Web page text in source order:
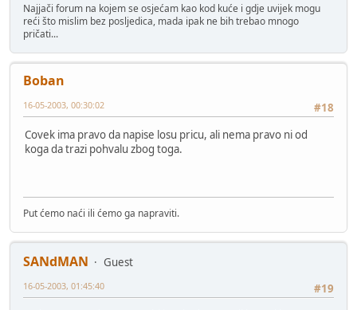
Najjači forum na kojem se osjećam kao kod kuće i gdje uvijek mogu
reći što mislim bez posljedica, mada ipak ne bih trebao mnogo
pričati...
Boban
#18
16-05-2003, 00:30:02
Covek ima pravo da napise losu pricu, ali nema pravo ni od
koga da trazi pohvalu zbog toga.
Put ćemo naći ili ćemo ga napraviti.
SANdMAN
Guest
#19
16-05-2003, 01:45:40